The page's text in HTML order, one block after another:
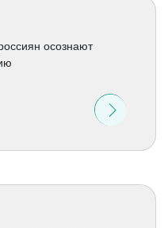
осознают